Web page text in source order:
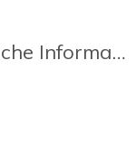
Zusätzliche Informationen